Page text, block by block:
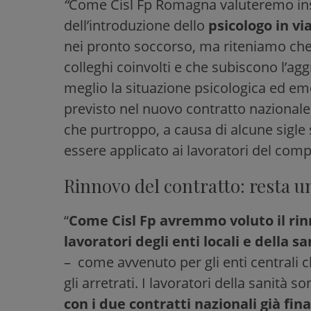
“Come Cisl Fp Romagna valuteremo
dell’introduzione dello psicologo in
nei pronto soccorso, ma riteniamo
colleghi coinvolti e che subiscono
meglio la situazione psicologica ed
previsto nel nuovo contratto nazionale
che purtroppo, a causa di alcune
essere applicato ai lavoratori del
Rinnovo del contratto: resta
“Come Cisl Fp avremmo voluto il
lavoratori degli enti locali e della
– come avvenuto per gli enti centrali
gli arretrati. I lavoratori della sanità
con i due contratti nazionali già